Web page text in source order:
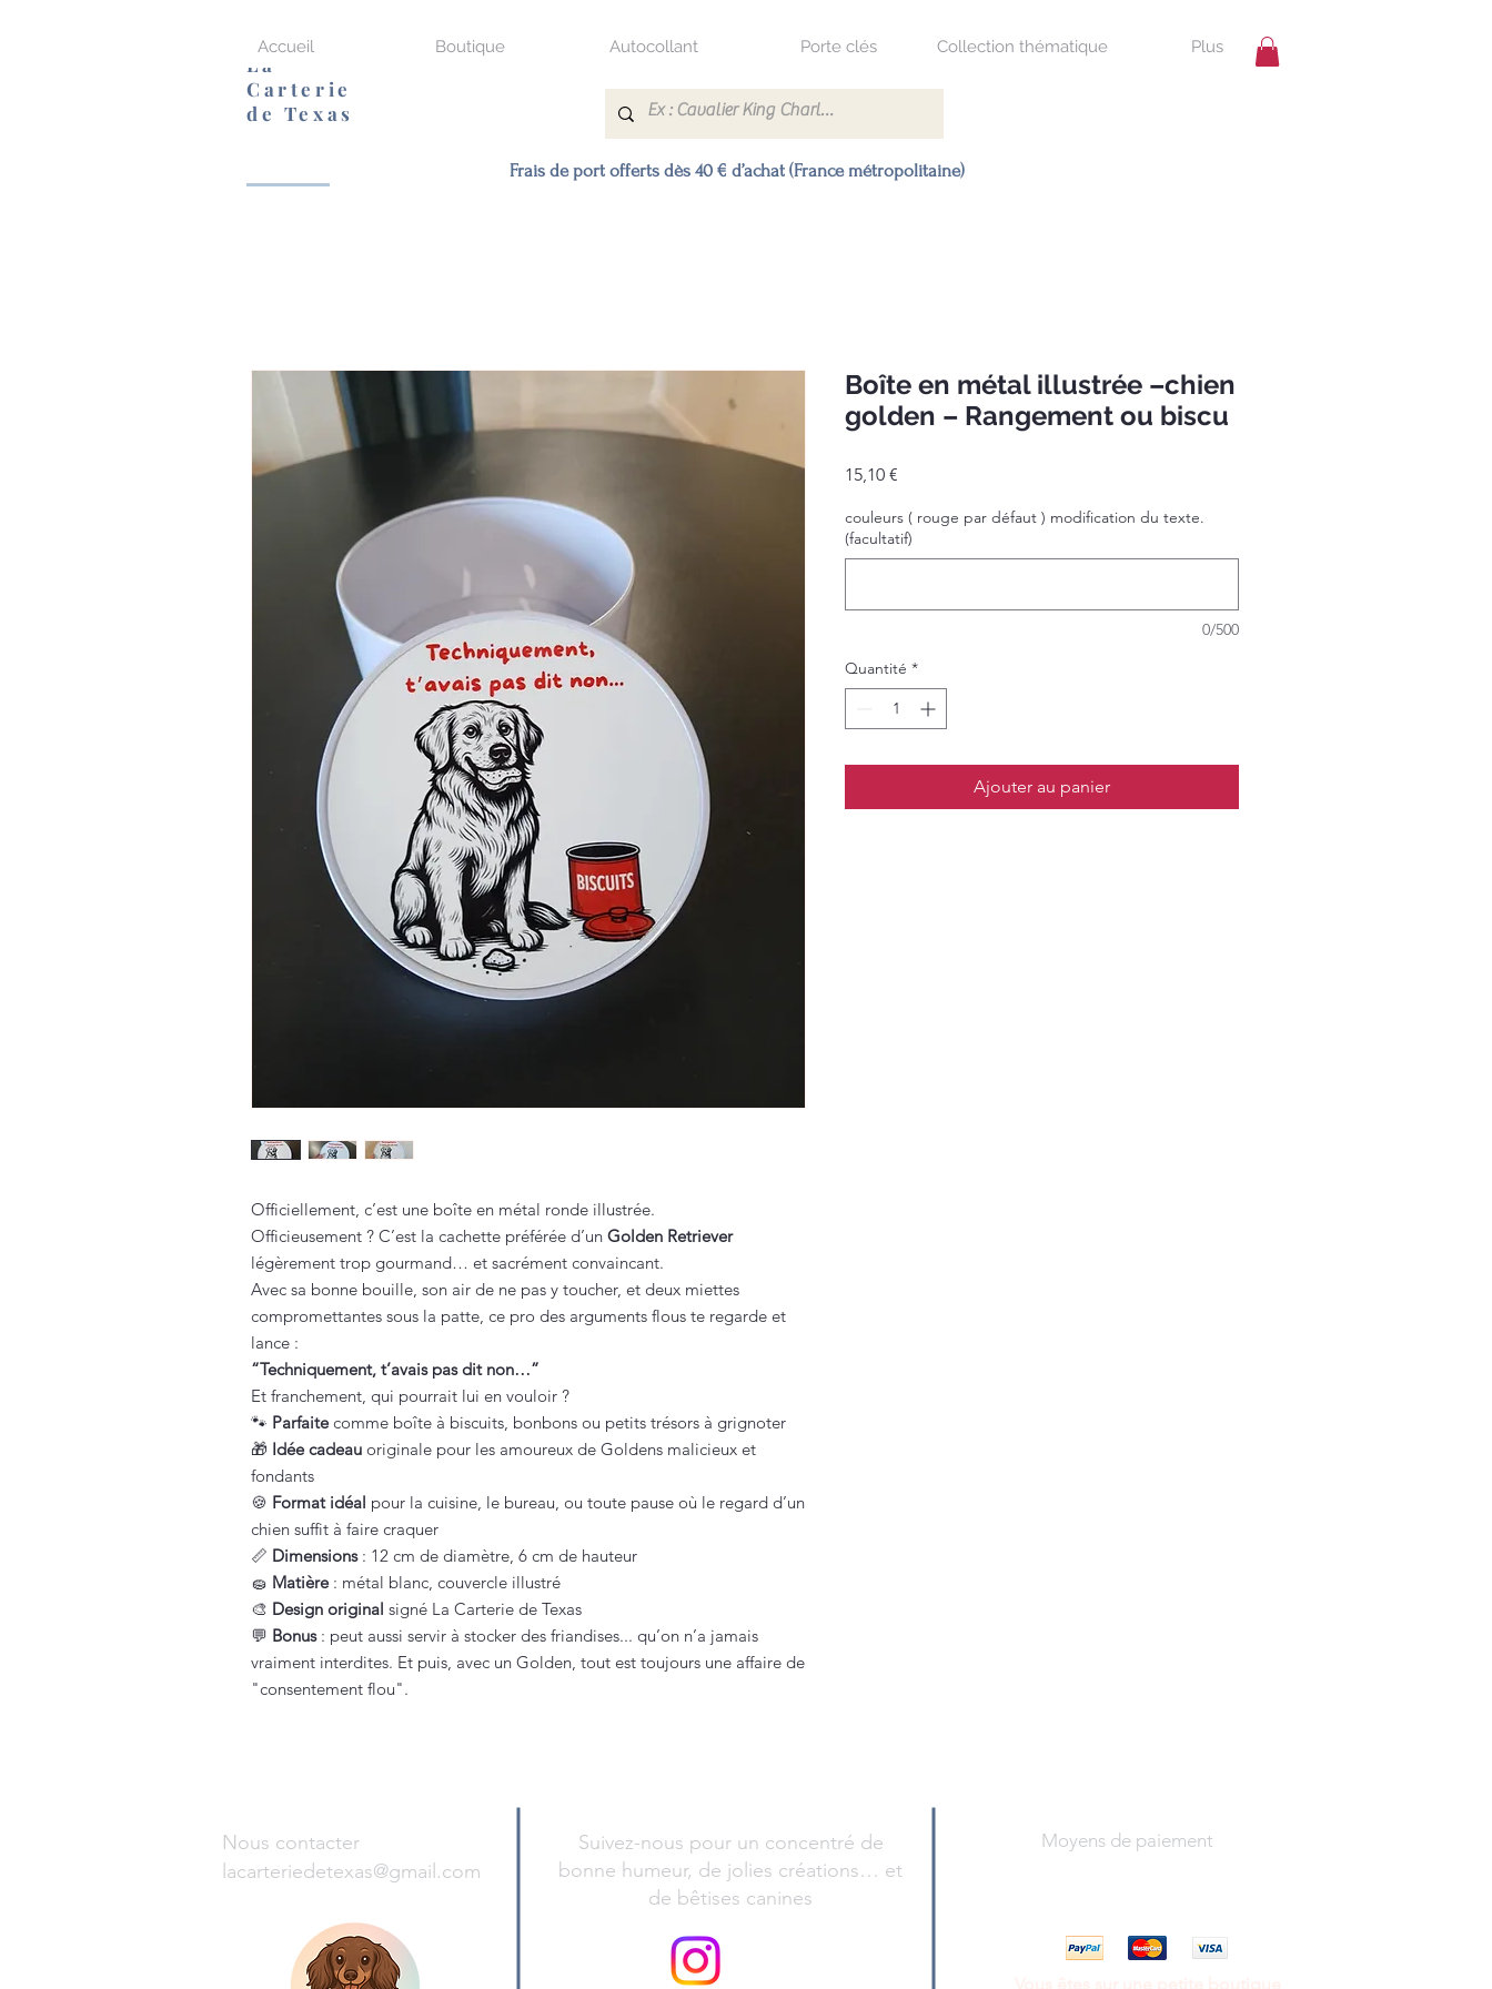
La
Carterie
de Texas
Accueil Boutique Autocollant Porte clés Collection thématique Plus
Frais de port offerts dès 40 € d’achat (France métropolitaine)
Officiellement, c’est une boîte en métal ronde illustrée.
Officieusement ? C’est la cachette préférée d’un Golden Retriever
légèrement trop gourmand… et sacrément convaincant.
Avec sa bonne bouille, son air de ne pas y toucher, et deux miettes
compromettantes sous la patte, ce pro des arguments flous te regarde et
lance :
“Techniquement, t’avais pas dit non…”
Et franchement, qui pourrait lui en vouloir ?
🐾 Parfaitecomme boîte à biscuits, bonbons ou petits trésors à grignoter
🎁 Idée cadeau originale pour les amoureux de Goldens malicieux et
fondants
🍪 Format idéal pour la cuisine, le bureau, ou toute pause où le regard d’un
chien suffit à faire craquer
📏 Dimensions: 12 cm de diamètre, 6 cm de hauteur
🧽 Matière: métal blanc, couvercle illustré
🎨 Design original signé La Carterie de Texas
💬 Bonus: peut aussi servir à stocker des friandises... qu’on n’a jamais
vraiment interdites. Et puis, avec un Golden, tout est toujours une affaire de
"consentement flou".
Boîte en métal illustrée –chien
golden – Rangement ou biscu
15,10 €
couleurs ( rouge par défaut ) modification du texte.
(facultatif)
0/500
Quantité *
Ajouter au panier
Nous contacter
lacarteriedetexas@gmail.com
Moyens de paiement
Suivez-nous pour un concentré de
bonne humeur, de jolies créations… et
de bêtises canines